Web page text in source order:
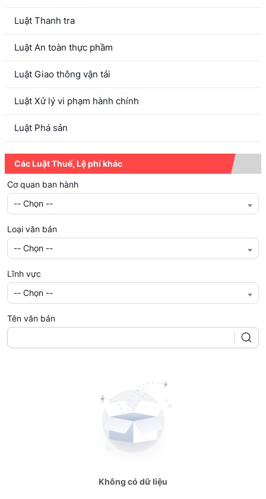
Luật Thanh tra
Luật An toàn thực phầm
Luật Giao thông vận tải
Luật Xử lý vi phạm hành chính
Luật Phá sản
Các Luật Thuế, Lệ phí khác
Cơ quan ban hành
-- Chọn --
Loại văn bản
-- Chọn --
Lĩnh vực
-- Chọn --
Tên văn bản
Không có dữ liệu